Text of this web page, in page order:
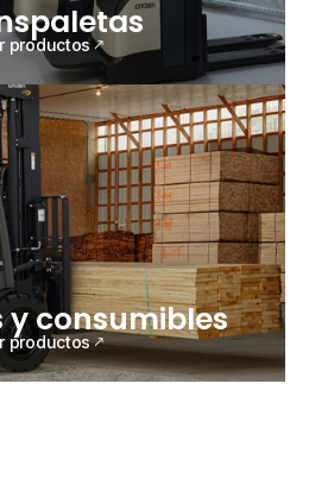
productos
y consumibles
productos